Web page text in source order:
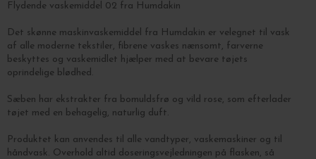
Flydende vaskemiddel 02 fra Humdakin
Det skønne maskinvaskemiddel fra Humdakin er velegnet til vask
af alle moderne tekstiler, fibrene vaskes nænsomt, farverne
beskyttes og vaskemidlet hjælper med at bevare tøjets
oprindelige blødhed.
Sæben har ekstrakter fra bomuldsfrø og vild rose, som efterlader
tøjet med en behagelig, naturlig duft.
Produktet kan anvendes til alle vandtyper, vaskemaskiner og til
håndvask. Overhold altid doseringsvejledningen på flasken, så